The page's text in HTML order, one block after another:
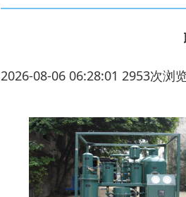
2026-08-06 06:28:01 2953次浏